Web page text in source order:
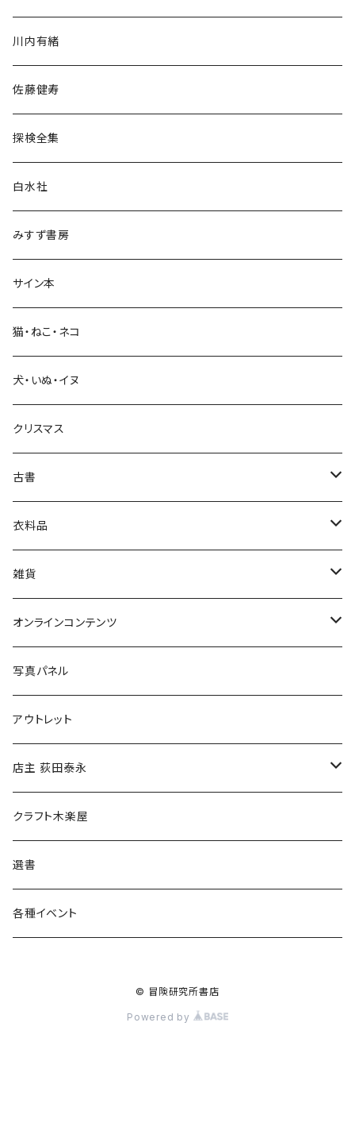
民族・風習
言語・ことば
生活・暮らし
芸術・絵画・写真
絵本・児童書
娯楽・エンターテインメント
川内有緒
佐藤健寿
探検全集
白水社
みすず書房
サイン本
猫・ねこ・ネコ
犬・いぬ・イヌ
クリスマス
古書
古書セット
美術
衣料品
POLEWARDS
Tシャツ
雑貨
バッグ
ブックカバー
マグカップ
傘
食料品
その他
オンラインコンテンツ
冒険クロストーク
写真パネル
アウトレット
店主 荻田泰永
書籍
ウェア
クラフト木楽屋
選書
各種イベント
© 冒険研究所書店
Powered by